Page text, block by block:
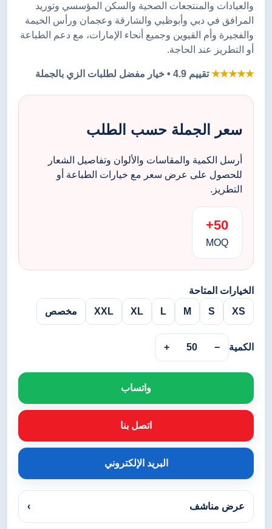
والعيادات والمنتجعات الصحية والسكن المؤسسي وتوريد
المرافق في دبي وأبوظبي والشارقة وعجمان ورأس الخيمة
والفجيرة وأم القيوين وجميع أنحاء الإمارات، مع دعم الطباعة
أو التطريز عند الحاجة.
★★★★★تقييم 4.9 • خيار مفضل لطلبات الزي بالجملة
سعر الجملة حسب الطلب
أرسل الكمية والمقاسات والألوان وتفاصيل الشعار
للحصول على عرض سعر مع خيارات الطباعة أو
التطريز.
50+
MOQ
الخيارات المتاحة
XS
S
M
L
XL
XXL مخصص
الكمية −
50
+
واتساب
اتصل بنا
البريد الإلكتروني
عرض مناشف ›